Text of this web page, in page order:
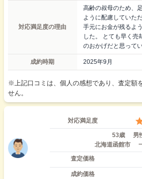
対応満足度の理由
高齢の叔母のため、
ように配慮していた
手元にお金が残るよ
した。 とても早く売
のおかげだと思って
成約時期 2025年9月
※上記口コミは、個人の感想であり、査定額
せん。
対応満足度
53歳
男
北海道函館市
査定価格
成約価格